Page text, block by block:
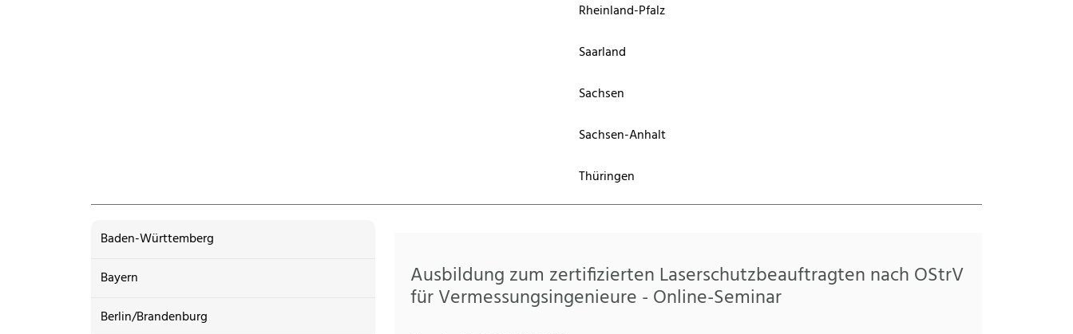
Rheinland-Pfalz
Saarland
Sachsen
Sachsen-Anhalt
Thüringen
Baden-Württemberg
Bayern
Berlin/Brandenburg
Ausbildung zum zertifizierten Laserschutzbeauftragten nach OStrV
für Vermessungsingenieure - Online-Seminar